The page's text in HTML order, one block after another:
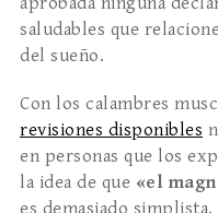
saludables que
del sueño.
Con los calambres
revisiones disponibles
en personas que los
la idea de que «el
es demasiado simplista.